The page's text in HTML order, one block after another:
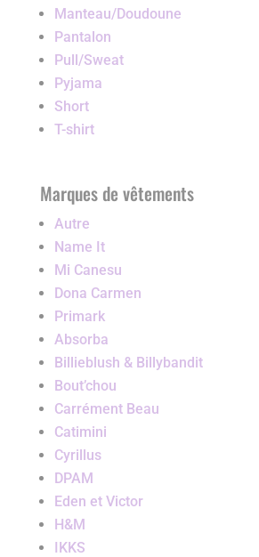
Manteau/Doudoune
Pantalon
Pull/Sweat
Pyjama
Short
T-shirt
Marques de vêtements
Autre
Name It
Mi Canesu
Dona Carmen
Primark
Absorba
Billieblush & Billybandit
Bout’chou
Carrément Beau
Catimini
Cyrillus
DPAM
Eden et Victor
H&M
IKKS